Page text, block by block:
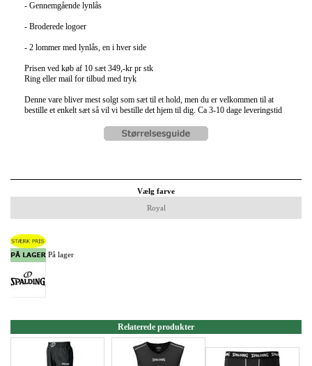
- Gennemgående lynlås
- Broderede logoer
- 2 lommer med lynlås, en i hver side
Prisen ved køb af 10 sæt 349,-kr pr stk
Ring eller mail for tilbud med tryk
Denne vare bliver mest solgt som sæt til et hold, men du er velkommen til at
bestille et enkelt sæt så vil vi bestille det hjem til dig. Ca 3-10 dage leveringstid
Vælg farve
Royal
På lager
Relaterede produkter